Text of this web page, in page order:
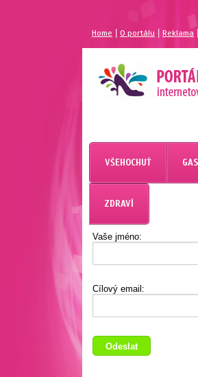
Home |O portálu Reklama
MAGAZÍN
PORTÁL PRO
VŠEHOCHUŤ
ZDRAVÍ
Vaše jméno:
Cílový email: